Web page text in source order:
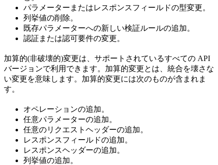
パラメーターまたはレスポンスフィールドの型変更。
列挙値の削除。
既存パラメーターへの新しい検証ルールの追加。
認証または認可要件の変更。
加算的(非破壊的)変更は、サポートされているすべての API
バージョンで利用できます。加算的変更とは、統合を壊さな
い変更を意味します。加算的変更には次のものが含まれま
す。
オペレーションの追加。
任意パラメーターの追加。
任意のリクエストヘッダーの追加。
レスポンスフィールドの追加。
レスポンスヘッダーの追加。
列挙値の追加。